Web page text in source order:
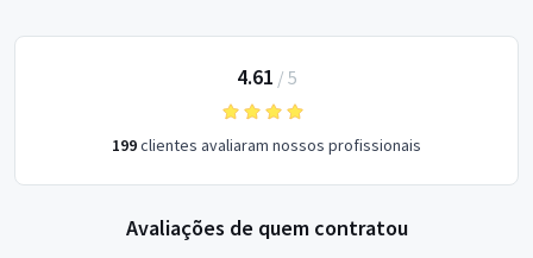
4.61 / 5
199clientes avaliaram nossos profissionais
Avaliações de quem contratou